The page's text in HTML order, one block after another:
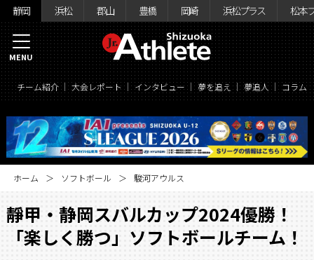
静岡 浜松 郡山 豊橋 岡崎 浜松プラス 松本
チーム紹介 大会レポート インタビュー 夢を追え 夢追人 コラム
MENU
ホーム ソフトボール 駿河アウルス
靜甲・静岡スバルカップ2024優勝！
「楽しく勝つ」ソフトボールチーム！